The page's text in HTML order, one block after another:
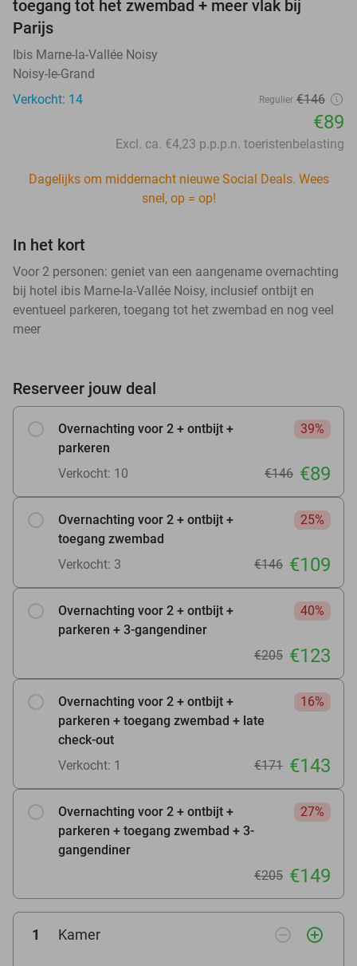
toegang tot het zwembad + meer vlak bij
Parijs
Ibis Marne-la-Vallée Noisy
Noisy-le-Grand
Verkocht: 14
Regulier €146
€89
Excl. ca. €4,23 p.p.p.n. toeristenbelasting
Dagelijks om middernacht nieuwe Social Deals. Wees
snel, op = op!
In het kort
Voor 2 personen: geniet van een aangename overnachting
bij hotel ibis Marne-la-Vallée Noisy, inclusief ontbijt en
eventueel parkeren, toegang tot het zwembad en nog veel
meer
Reserveer jouw deal
Overnachting voor 2 + ontbijt +
parkeren
39%
Verkocht: 10 €146 €89
Overnachting voor 2 + ontbijt +
toegang zwembad
25%
Verkocht: 3 €146 €109
Overnachting voor 2 + ontbijt +
parkeren + 3-gangendiner
40%
€205 €123
Overnachting voor 2 + ontbijt +
parkeren + toegang zwembad + late
check-out
16%
Verkocht: 1 €171 €143
Overnachting voor 2 + ontbijt +
parkeren + toegang zwembad + 3-
gangendiner
27%
€205 €149
1 Kamer remove_circle_outline add_circle_outline